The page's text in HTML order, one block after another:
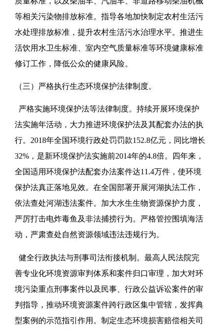
等相关污染物排放标准。指导各地加快制定农村生活污
水处理排放标准，提升农村生活污水治理水平。推进生
活饮用水卫生标准、室内空气质量标准等环境健康标准
修订工作，降低公众的健康风险。
（三）严格执行生态环境保护法律制度。
严格实施环境保护法等法律制度。持续开展环境保护
法实施年活动，大力推进环境保护法及其配套办法的执
行。2018年全国环境行政处罚罚款152.8亿元，同比增长
32%，是新环境保护法实施前2014年的4.8倍。四年来，
全国适用环境保护法配套办法案件达11.4万件，使环境
保护法真正落地见效。在全国部署开展河湖执法工作，
依法查处河湖违法案件。加大水生生物资源保护力度，
严厉打击电炸毒鱼及非法捕捞行为。严格管控围填海活
动，严肃查处自然资源领域违法违规行为。
健全行政执法与刑事司法衔接机制。最高人民法院完
善专业化环境资源审判体系和案件归口审理，加大对环
境污染重点刑事案件以及民事、行政公益诉讼案件的审
判指导，推动环境资源案件跨行政区集中管辖，发挥典
型案例的示范指引作用。制定生态环境损害赔偿相关司